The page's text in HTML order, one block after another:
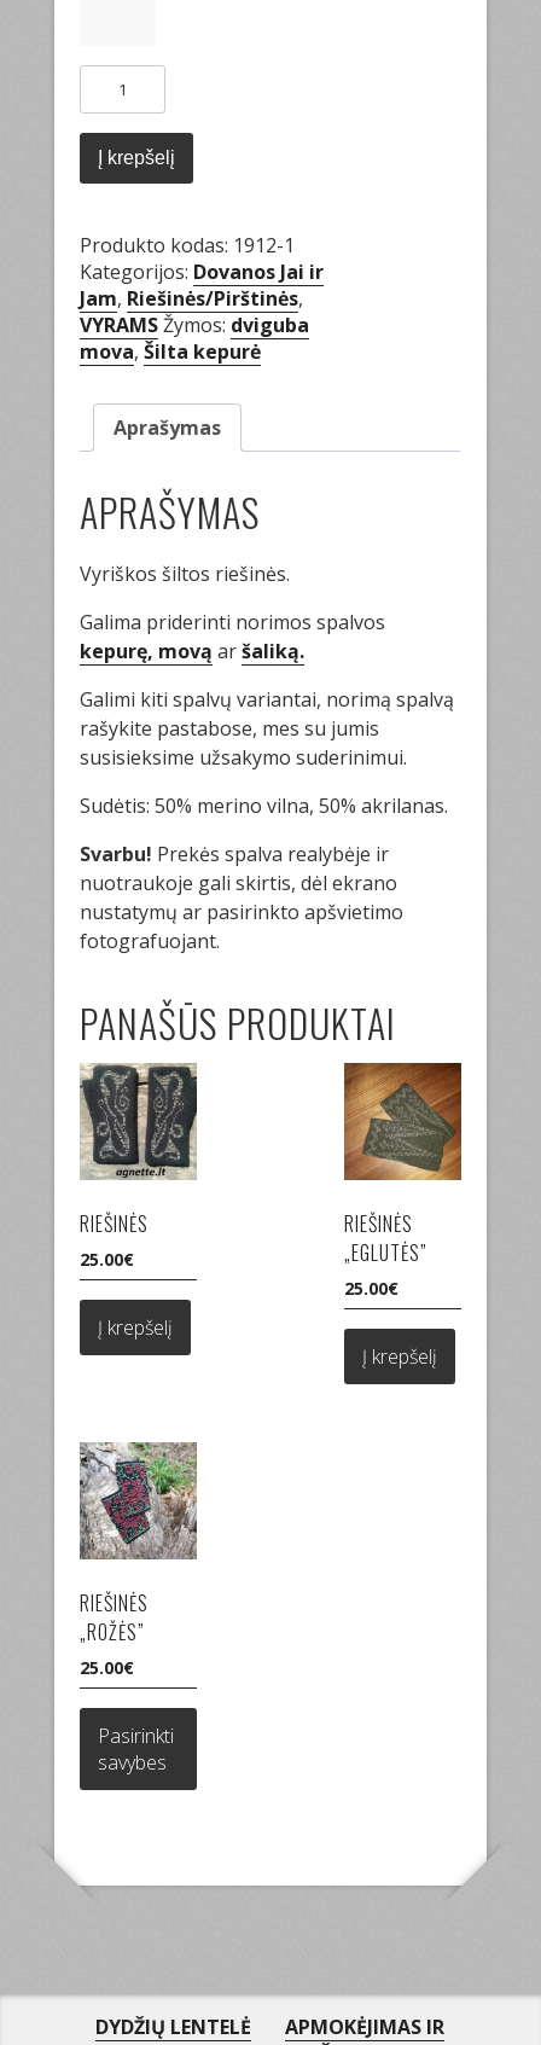
kiekis:
Vyriškos
riešinės
Į krepšelį
Produkto kodas: 1912-1
Kategorijos: Dovanos Jai ir
Jam, Riešinės/Pirštinės,
VYRAMSŽymos: dviguba
mova,Šilta kepurė
Aprašymas
APRAŠYMAS
Vyriškos šiltos riešinės.
Galima priderinti norimos spalvos
kepurę, movą aršaliką.
Galimi kiti spalvų variantai, norimą spalvą
rašykite pastabose, mes su jumis
susisieksime užsakymo suderinimui.
Sudėtis: 50% merino vilna, 50% akrilanas.
Svarbu! Prekės spalva realybėje ir
nuotraukoje gali skirtis, dėl ekrano
nustatymų ar pasirinkto apšvietimo
fotografuojant.
PANAŠŪS PRODUKTAI
RIEŠINĖS
25.00€
Į krepšelį
RIEŠINĖS
„EGLUTĖS”
25.00€
Į krepšelį
RIEŠINĖS
„ROŽĖS”
25.00€
Pasirinkti
savybes
may
the
product
DYDŽIŲ LENTELĖ
APMOKĖJIMAS IR